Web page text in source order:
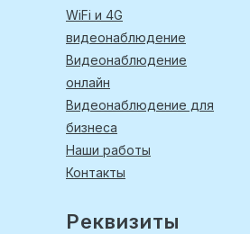
WiFi и 4G
видеонаблюдение
Видеонаблюдение
онлайн
Видеонаблюдение для
бизнеса
Наши работы
Контакты
Реквизиты